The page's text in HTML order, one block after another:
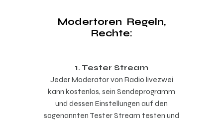
Modertoren Regeln,
Rechte:
1. Tester Stream
Jeder Moderator von Radio livezwei
kann kostenlos, sein Sendeprogramm
und dessen Einstellungen auf den
sogenannten Tester Stream testen und